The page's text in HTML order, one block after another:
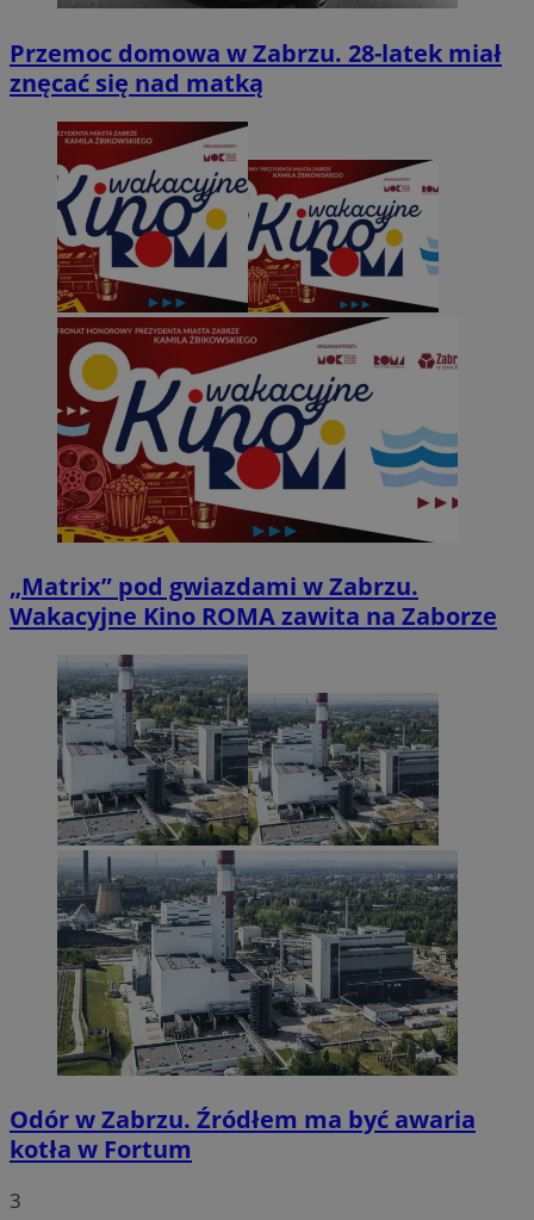
Przemoc domowa w Zabrzu. 28-latek miał
znęcać się nad matką
„Matrix” pod gwiazdami w Zabrzu.
Wakacyjne Kino ROMA zawita na Zaborze
Odór w Zabrzu. Źródłem ma być awaria
kotła w Fortum
3